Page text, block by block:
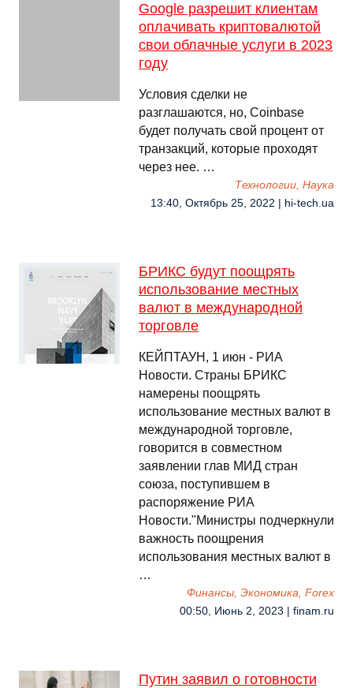
Google разрешит клиентам
оплачивать криптовалютой
свои облачные услуги в 2023
году
Условия сделки не
разглашаются, но, Coinbase
будет получать свой процент от
транзакций, которые проходят
через нее. …
Технологии, Наука
13:40, Октябрь 25, 2022 | hi-tech.ua
БРИКС будут поощрять
использование местных
валют в международной
торговле
КЕЙПТАУН, 1 июн - РИА
Новости. Страны БРИКС
намерены поощрять
использование местных валют в
международной торговле,
говорится в совместном
заявлении глав МИД стран
союза, поступившем в
распоряжение РИА
Новости."Министры подчеркнули
важность поощрения
использования местных валют в
…
Финансы, Экономика, Forex
00:50, Июнь 2, 2023 | finam.ru
Путин заявил о готовности